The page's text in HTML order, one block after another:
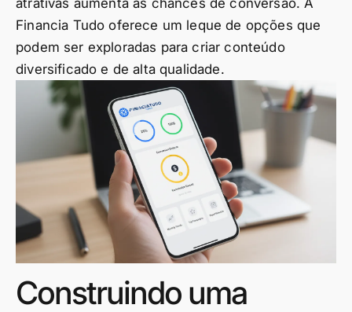
Financia Tudo oferece um leque de opções que
podem ser exploradas para criar conteúdo
diversificado e de alta qualidade.
Construindo uma